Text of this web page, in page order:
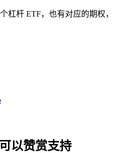
杠杆 ETF，也有对应的期权，
以赞赏支持